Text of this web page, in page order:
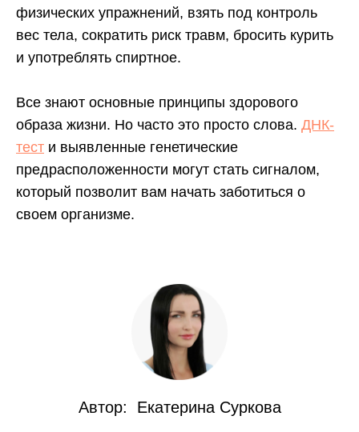
физических упражнений, взять под контроль
вес тела, сократить риск травм, бросить курить
и употреблять спиртное.
Все знают основные принципы здорового
образа жизни. Но часто это просто слова. ДНК-
тест и выявленные генетические
предрасположенности могут стать сигналом,
который позволит вам начать заботиться о
своем организме.
Автор: Екатерина Суркова
подойдет